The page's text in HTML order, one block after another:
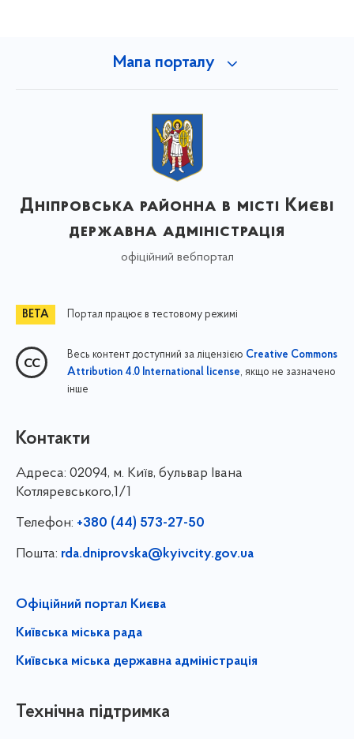
Мапа порталу
Дніпровська районна в місті Києві
державна адміністрація
офіційний вебпортал
Портал працює в тестовому режимі
Весь контент доступний за ліцензією Creative Commons
Attribution 4.0 International license, якщо не зазначено
інше
Контакти
Адреса: 02094, м. Київ, бульвар Івана
Котляревського,1/1
Телефон: +380 (44) 573-27-50
Пошта: rda.dniprovska@kyivcity.gov.ua
Офіційний портал Києва
Київська міська рада
Київська міська державна адміністрація
Технічна підтримка